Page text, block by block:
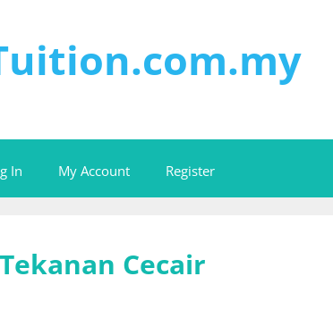
In My Account Register
Cecair